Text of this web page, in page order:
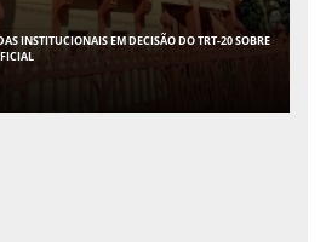
AO SENADO; VEJA QUAIS SÃO OS NOMES